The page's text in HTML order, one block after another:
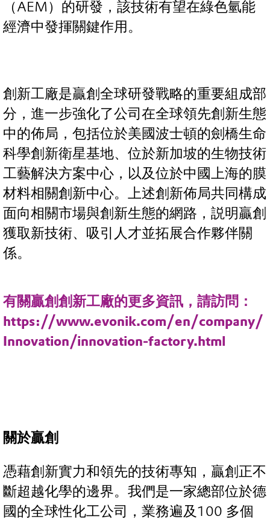
（AEM）的研發，該技術有望在綠色氫能
經濟中發揮關鍵作用。
創新工廠是贏創全球研發戰略的重要組成部
分，進一步強化了公司在全球領先創新生態
中的佈局，包括位於美國波士頓的劍橋生命
科學創新衛星基地、位於新加坡的生物技術
工藝解決方案中心，以及位於中國上海的膜
材料相關創新中心。上述創新佈局共同構成
面向相關市場與創新生態的網路，説明贏創
獲取新技術、吸引人才並拓展合作夥伴關
係。
有關贏創創新工廠的更多資訊，請訪問：
https://www.evonik.com/en/company/
Innovation/innovation-factory.html
關於贏創
憑藉創新實力和領先的技術專知，贏創正不
斷超越化學的邊界。我們是一家總部位於德
國的全球性化工公司，業務遍及100 多個